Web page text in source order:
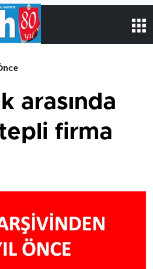
arasında
firma